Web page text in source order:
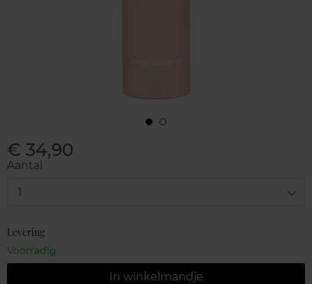
€ 34,90
Aantal
1
Levering
Voorradig
In winkelmandje